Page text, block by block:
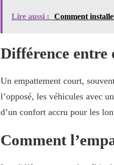
Lire aussi : Comment
Différence entre
Un empattement court,
l’opposé, les véhicules avec
d’un confort accru pour les
Comment